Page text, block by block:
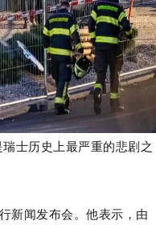
士历史上最严重的悲剧之
新闻发布会。他表示，由